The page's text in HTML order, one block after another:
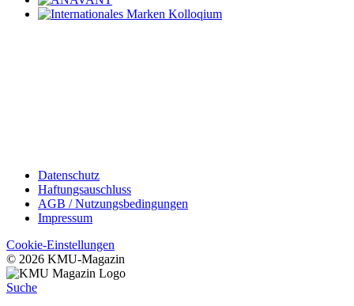
Datenschutz
Haftungsauschluss
AGB / Nutzungsbedingungen
Impressum
Cookie-Einstellungen
© 2026 KMU-Magazin
Suche